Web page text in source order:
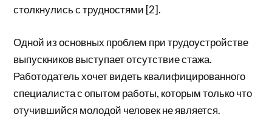
столкнулись с трудностями [2].
Одной из основных проблем при трудоустройстве
выпускников выступает отсутствие стажа.
Работодатель хочет видеть квалифицированного
специалиста с опытом работы, которым только что
отучившийся молодой человек не является.